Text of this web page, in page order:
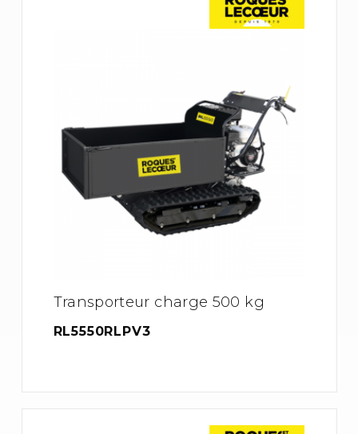
Transporteur charge 500 kg
RL5550RLPV3